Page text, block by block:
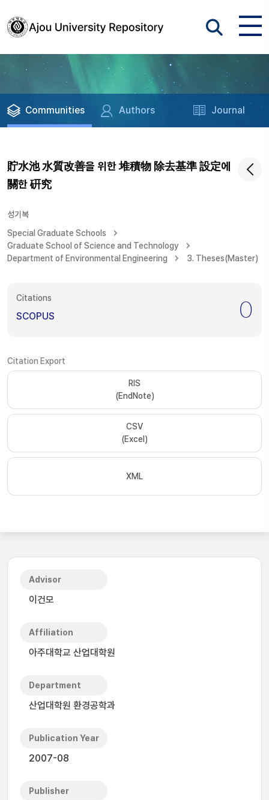
Communities Authors Journal
貯水池 水質改善을 위한 堆積物 除去基準 設定에
關한 硏究
성기복
Special Graduate Schools
Graduate School of Science and Technology
Department of Environmental Engineering
3. Theses(Master)
Citations
SCOPUS 0
Citation Export
RIS
(EndNote)
CSV
(Excel)
XML
Advisor
이건모
Affiliation
아주대학교 산업대학원
Department
산업대학원 환경공학과
Publication Year
2007-08
Publisher